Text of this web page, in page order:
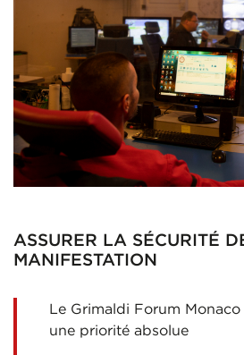
ASSURER LA SÉCURITÉ
MANIFESTATION
Le Grimaldi Forum
une priorité absolue